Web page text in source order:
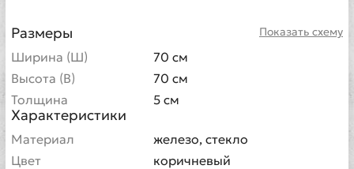
Показать схему
Размеры
Ширина (Ш)
70 см
Высота (В)
70 см
Толщина
5 см
Характеристики
Материал
железо, стекло
Цвет
коричневый